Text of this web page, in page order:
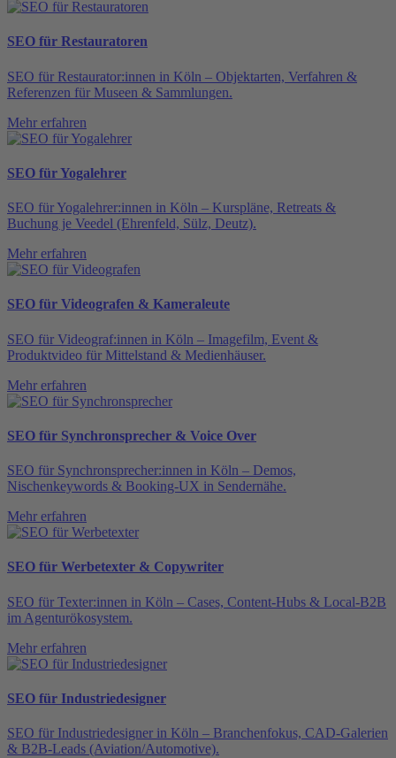
SEO für Restauratoren
SEO für Restaurator:innen in Köln – Objektarten, Verfahren &
Referenzen für Museen & Sammlungen.
Mehr erfahren
SEO für Yogalehrer
SEO für Yogalehrer:innen in Köln – Kurspläne, Retreats &
Buchung je Veedel (Ehrenfeld, Sülz, Deutz).
Mehr erfahren
SEO für Videografen & Kameraleute
SEO für Videograf:innen in Köln – Imagefilm, Event &
Produktvideo für Mittelstand & Medienhäuser.
Mehr erfahren
SEO für Synchronsprecher & Voice Over
SEO für Synchronsprecher:innen in Köln – Demos,
Nischenkeywords & Booking-UX in Sendernähe.
Mehr erfahren
SEO für Werbetexter & Copywriter
SEO für Texter:innen in Köln – Cases, Content-Hubs & Local-B2B
im Agenturökosystem.
Mehr erfahren
SEO für Industriedesigner
SEO für Industriedesigner in Köln – Branchenfokus, CAD-Galerien
& B2B-Leads (Aviation/Automotive).